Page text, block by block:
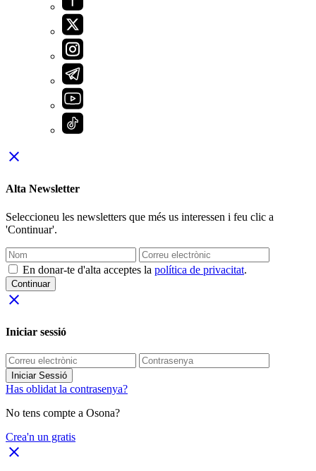
close
Alta Newsletter
Seleccioneu les newsletters que més us interessen i feu clic a
'Continuar'.
En donar-te d'alta acceptes la política de privacitat.
Continuar
close
Iniciar sessió
Iniciar Sessió
Has oblidat la contrasenya?
No tens compte a Osona?
Crea'n un gratis
close